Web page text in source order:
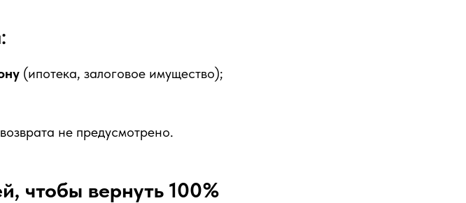
(ипотека, залоговое имущество);
не предусмотрено.
чтобы вернуть 100%